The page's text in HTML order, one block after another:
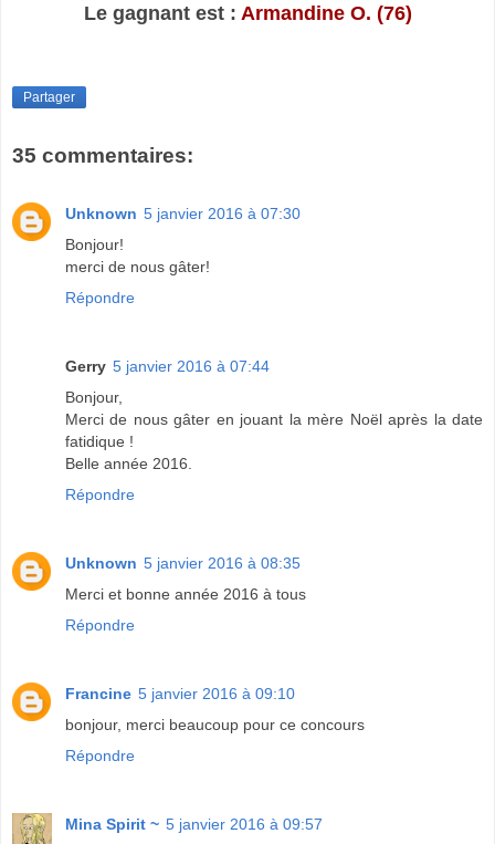
Le gagnant est : Armandine O. (76)
Partager
35 commentaires:
Unknown 5 janvier 2016 à 07:30
Bonjour!
merci de nous gâter!
Répondre
Gerry 5 janvier 2016 à 07:44
Bonjour,
Merci de nous gâter en jouant la mère Noël après la date
fatidique !
Belle année 2016.
Répondre
Unknown 5 janvier 2016 à 08:35
Merci et bonne année 2016 à tous
Répondre
Francine 5 janvier 2016 à 09:10
bonjour, merci beaucoup pour ce concours
Répondre
Mina Spirit ~ 5 janvier 2016 à 09:57